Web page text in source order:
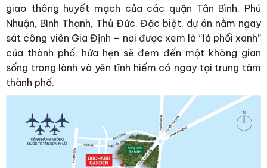
giao thông huyết mạch của các quận Tân Bình, Phú
Nhuận, Bình Thạnh, Thủ Đức. Đặc biệt, dự án nằm ngay
sát công viên Gia Định – nơi được xem là “lá phổi xanh”
của thành phố, hứa hẹn sẽ đem đến một không gian
sống trong lành và yên tĩnh hiếm có ngay tại trung tâm
thành phố.